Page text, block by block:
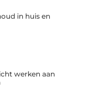
in huis en
werken aan